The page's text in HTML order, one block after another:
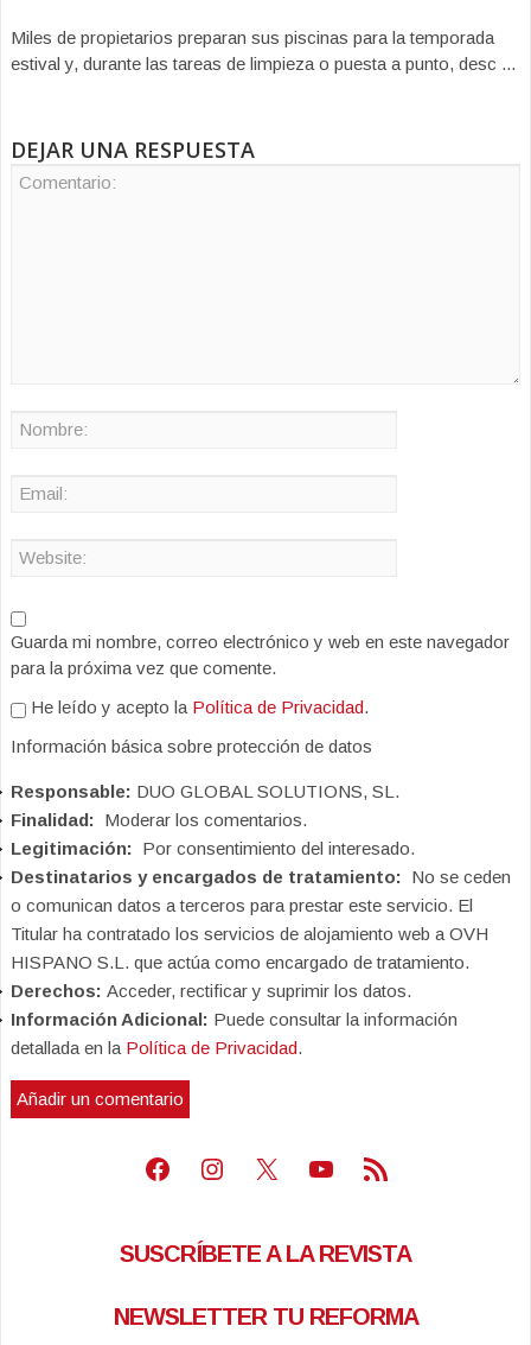
Miles de propietarios preparan sus piscinas para la temporada
estival y, durante las tareas de limpieza o puesta a punto, desc ...
DEJAR UNA RESPUESTA
Guarda mi nombre, correo electrónico y web en este navegador
para la próxima vez que comente.
He leído y acepto la Política de Privacidad.
Información básica sobre protección de datos
Responsable: DUO GLOBAL SOLUTIONS, SL.
Finalidad: Moderar los comentarios.
Legitimación: Por consentimiento del interesado.
Destinatarios y encargados de tratamiento: No se ceden
o comunican datos a terceros para prestar este servicio. El
Titular ha contratado los servicios de alojamiento web a OVH
HISPANO S.L. que actúa como encargado de tratamiento.
Derechos: Acceder, rectificar y suprimir los datos.
Información Adicional: Puede consultar la información
detallada en la Política de Privacidad.
Facebook
Instagram
X Youtube
Feed RSS
SUSCRÍBETE A LA REVISTA
NEWSLETTER TU REFORMA